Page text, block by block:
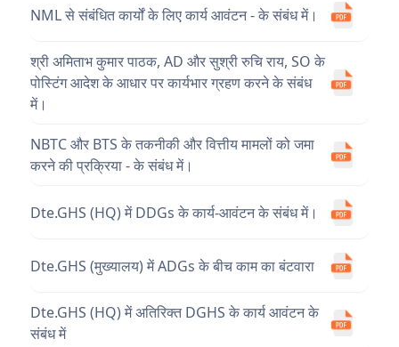
NML से संबंधित कार्यों के लिए कार्य आवंटन - के संबंध में।
श्री अमिताभ कुमार पाठक, AD और सुश्री रुचि राय, SO के
पोस्टिंग आदेश के आधार पर कार्यभार ग्रहण करने के संबंध
में।
NBTC और BTS के तकनीकी और वित्तीय मामलों को जमा
करने की प्रक्रिया - के संबंध में।
Dte.GHS (HQ) में DDGs के कार्य-आवंटन के संबंध में।
Dte.GHS (मुख्यालय) में ADGs के बीच काम का बंटवारा
Dte.GHS (HQ) में अतिरिक्त DGHS के कार्य आवंटन के
संबंध में